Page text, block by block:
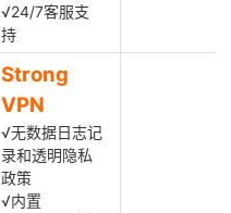
√24/7客服支
持
Strong
VPN
√无数据日志记
录和透明隐私
政策
√内置